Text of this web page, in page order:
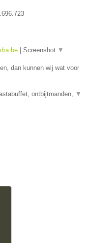
| Screenshot ▼
dan kunnen wij wat voor
ontbijtmanden, ▼